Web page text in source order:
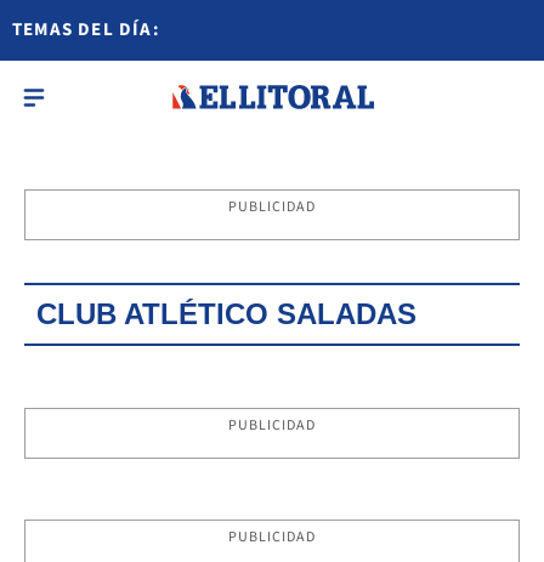
TEMAS DEL DÍA:
PUBLICIDAD
CLUB ATLÉTICO SALADAS
PUBLICIDAD
PUBLICIDAD